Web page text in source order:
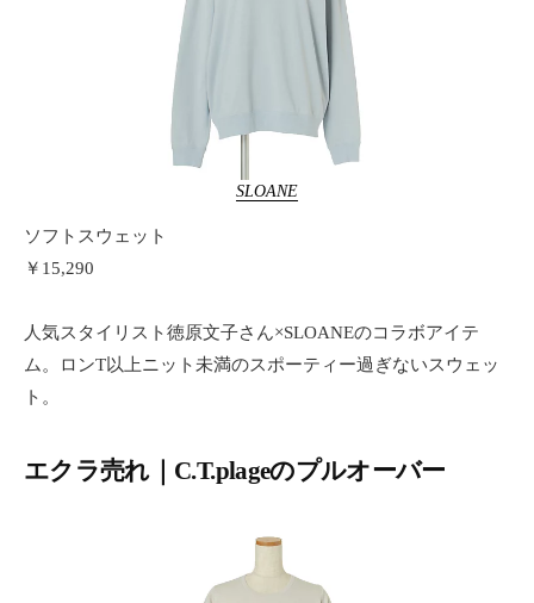
SLOANE
ソフトスウェット
￥15,290
人気スタイリスト徳原文子さん×SLOANEのコラボアイテ
ム。ロンT以上ニット未満のスポーティー過ぎないスウェッ
ト。
エクラ売れ｜C.T.plageのプルオーバー